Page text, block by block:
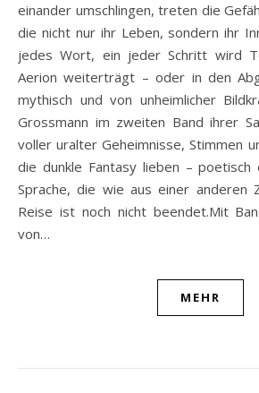
einander umschlingen, treten die
die nicht nur ihr Leben, sondern ihr
jedes Wort, ein jeder Schritt wird
Aerion weiterträgt – oder in den
mythisch und von unheimlicher
Grossmann im zweiten Band ihrer
voller uralter Geheimnisse, Stimmen
die dunkle Fantasy lieben –
Sprache, die wie aus einer anderen
Reise ist noch nicht beendet.Mit
von…
MEHR